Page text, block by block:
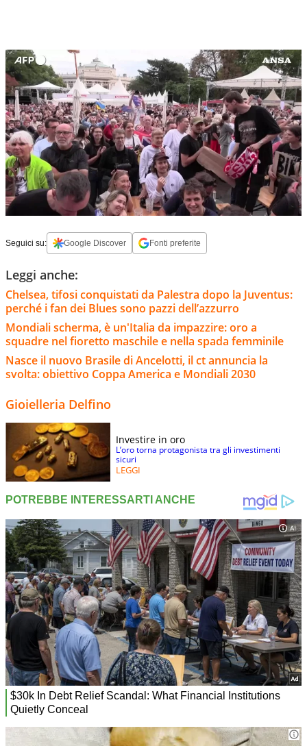
Seguici su: Google Discover Fonti preferite
Leggi anche:
Chelsea, tifosi conquistati da Palestra dopo la Juventus:
perché i fan dei Blues sono pazzi dell’azzurro
Mondiali scherma, è un'Italia da impazzire: oro a
squadre nel fioretto maschile e nella spada femminile
Nasce il nuovo Brasile di Ancelotti, il ct annuncia la
svolta: obiettivo Coppa America e Mondiali 2030
Gioielleria Delfino
Investire in oro
L’oro torna protagonista tra gli investimenti
sicuri
LEGGI